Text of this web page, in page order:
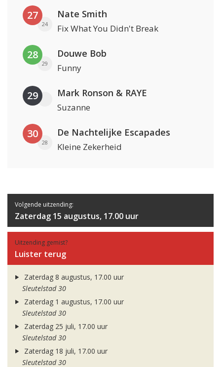
27
24
Nate Smith
Fix What You Didn't Break
28
29
Douwe Bob
Funny
29 Mark Ronson & RAYE
Suzanne
30
28
De Nachtelijke Escapades
Kleine Zekerheid
Volgende uitzending:
Zaterdag 15 augustus, 17.00 uur
Uitzending gemist?
Luister terug
Zaterdag 8 augustus, 17.00 uur
Sleutelstad 30
Zaterdag 1 augustus, 17.00 uur
Sleutelstad 30
Zaterdag 25 juli, 17.00 uur
Sleutelstad 30
Zaterdag 18 juli, 17.00 uur
Sleutelstad 30